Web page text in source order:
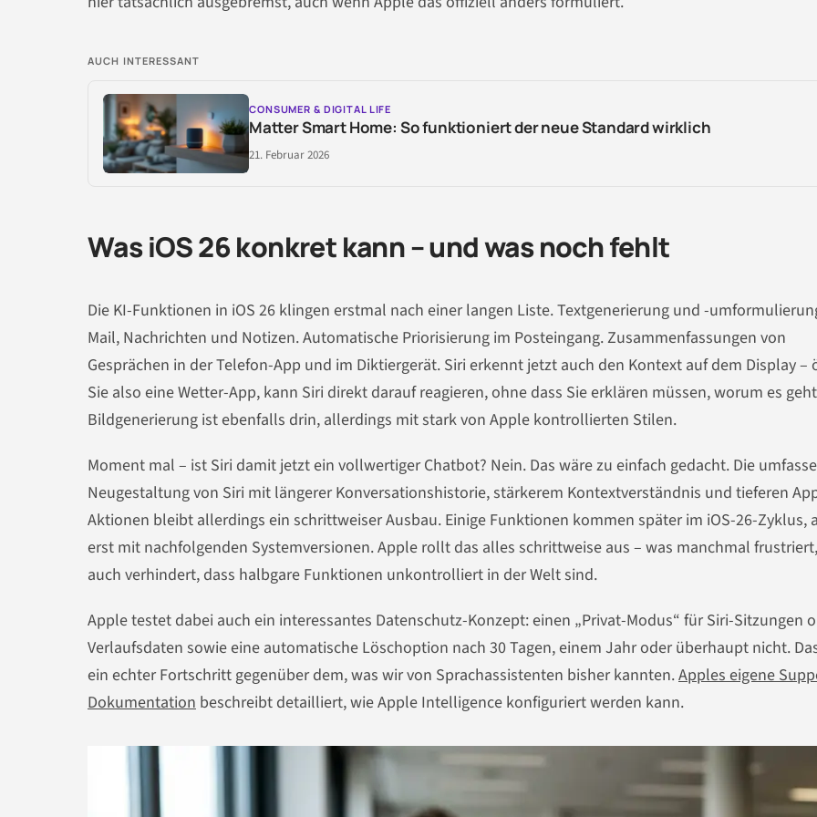
AUCH INTERESSANT
CONSUMER & DIGITAL LIFE
Matter Smart Home: So funktioniert der neue Standard wirklich
21. Februar 2026
Was iOS 26 konkret kann – und was noch fehlt
Die KI-Funktionen in iOS 26 klingen erstmal nach einer langen Liste. Textgenerierung und -
Mail, Nachrichten und Notizen. Automatische Priorisierung im Posteingang. Zusammenfassungen von
Gesprächen in der Telefon-App und im Diktiergerät. Siri erkennt jetzt auch den Kontext auf dem Display –
Sie also eine Wetter-App, kann Siri direkt darauf reagieren, ohne dass Sie erklären müssen, worum es
Bildgenerierung ist ebenfalls drin, allerdings mit stark von Apple kontrollierten Stilen.
Moment mal – ist Siri damit jetzt ein vollwertiger Chatbot? Nein. Das wäre zu einfach gedacht. Die
Neugestaltung von Siri mit längerer Konversationshistorie, stärkerem Kontextverständnis und tieferen
Aktionen bleibt allerdings ein schrittweiser Ausbau. Einige Funktionen kommen später im iOS-26-Zyklus,
erst mit nachfolgenden Systemversionen. Apple rollt das alles schrittweise aus – was manchmal
auch verhindert, dass halbgare Funktionen unkontrolliert in der Welt sind.
Apple testet dabei auch ein interessantes Datenschutz-Konzept: einen „Privat-Modus“ für Siri-Sitzungen
Verlaufsdaten sowie eine automatische Löschoption nach 30 Tagen, einem Jahr oder überhaupt nicht.
ein echter Fortschritt gegenüber dem, was wir von Sprachassistenten bisher kannten.Apples eigene
Dokumentation beschreibt detailliert, wie Apple Intelligence konfiguriert werden kann.